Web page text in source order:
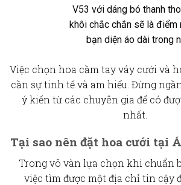
V53 với dáng bó thanh
khôi chắc chắn sẽ là điểm
bạn diện áo dài trong
Việc chọnhoa cầm tay váy cướivà
cần sự tinh tế và am hiểu. Đừng
ý kiến từ các chuyên gia để có
nhất.
Tại sao nên đặt hoa cưới tại
Trong vô vàn lựa chọn khi chuẩn
việc tìm được một địa chỉ tin cậy